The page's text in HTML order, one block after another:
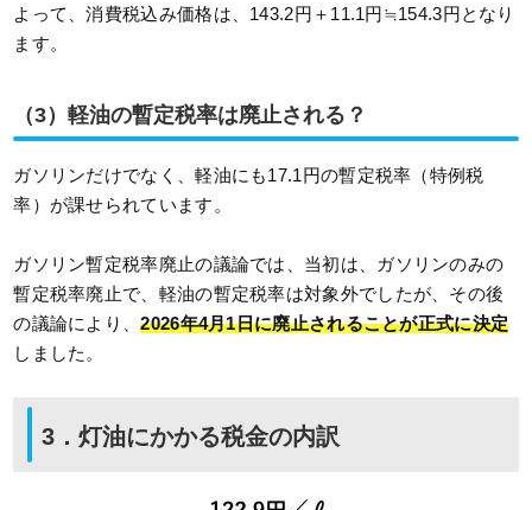
よって、消費税込み価格は、143.2円＋11.1円≒154.3円となり
ます。
（3）軽油の暫定税率は廃止される？
ガソリンだけでなく、軽油にも17.1円の暫定税率（特例税
率）が課せられています。
ガソリン暫定税率廃止の議論では、当初は、ガソリンのみの
暫定税率廃止で、軽油の暫定税率は対象外でしたが、その後
の議論により、2026年4月1日に廃止されることが正式に決定
しました。
3．灯油にかかる税金の内訳